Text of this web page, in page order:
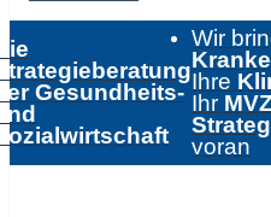
Gesundheits-
Wir
Ihre
Ihr MVZ
voran